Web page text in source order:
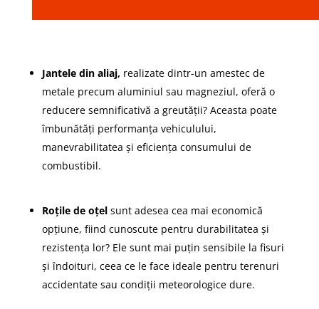
Jantele din aliaj, realizate dintr-un amestec de
metale precum aluminiul sau magneziul, oferă o
reducere semnificativă a greutății? Aceasta poate
îmbunătăți performanța vehiculului,
manevrabilitatea și eficiența consumului de
combustibil.
Roțile de oțelsunt adesea cea mai economică
opțiune, fiind cunoscute pentru durabilitatea și
rezistența lor? Ele sunt mai puțin sensibile la fisuri
și îndoituri, ceea ce le face ideale pentru terenuri
accidentate sau condiții meteorologice dure.